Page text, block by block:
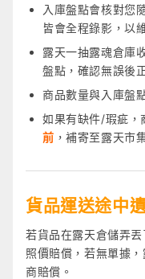
入庫盤點會核對您
皆會全程錄影，以
露天一抽露魂倉庫
盤點，確認無誤後
商品數量與入庫盤
如果有缺件/瑕疵，
前 ，補寄至露天市
貨品運送途中
若貨品在露天倉儲弄
照價賠償，若無單據
商賠償。